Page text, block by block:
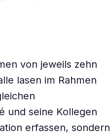
von jeweils zehn
lasen im Rahmen
und seine Kollegen
erfassen, sondern